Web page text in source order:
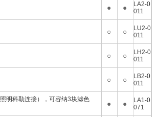
● ●
LA2-0
011
○ ○
LU2-0
011
○ ○
LH2-0
011
○ ○
LB2-0
011
明科勒连接），可容纳3块滤色
● ●
LA1-0
071